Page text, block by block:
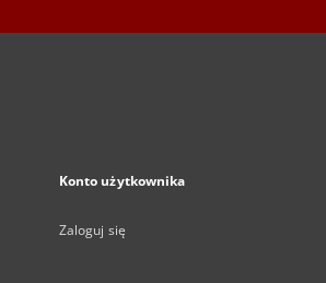
Konto użytkownika
Zaloguj się